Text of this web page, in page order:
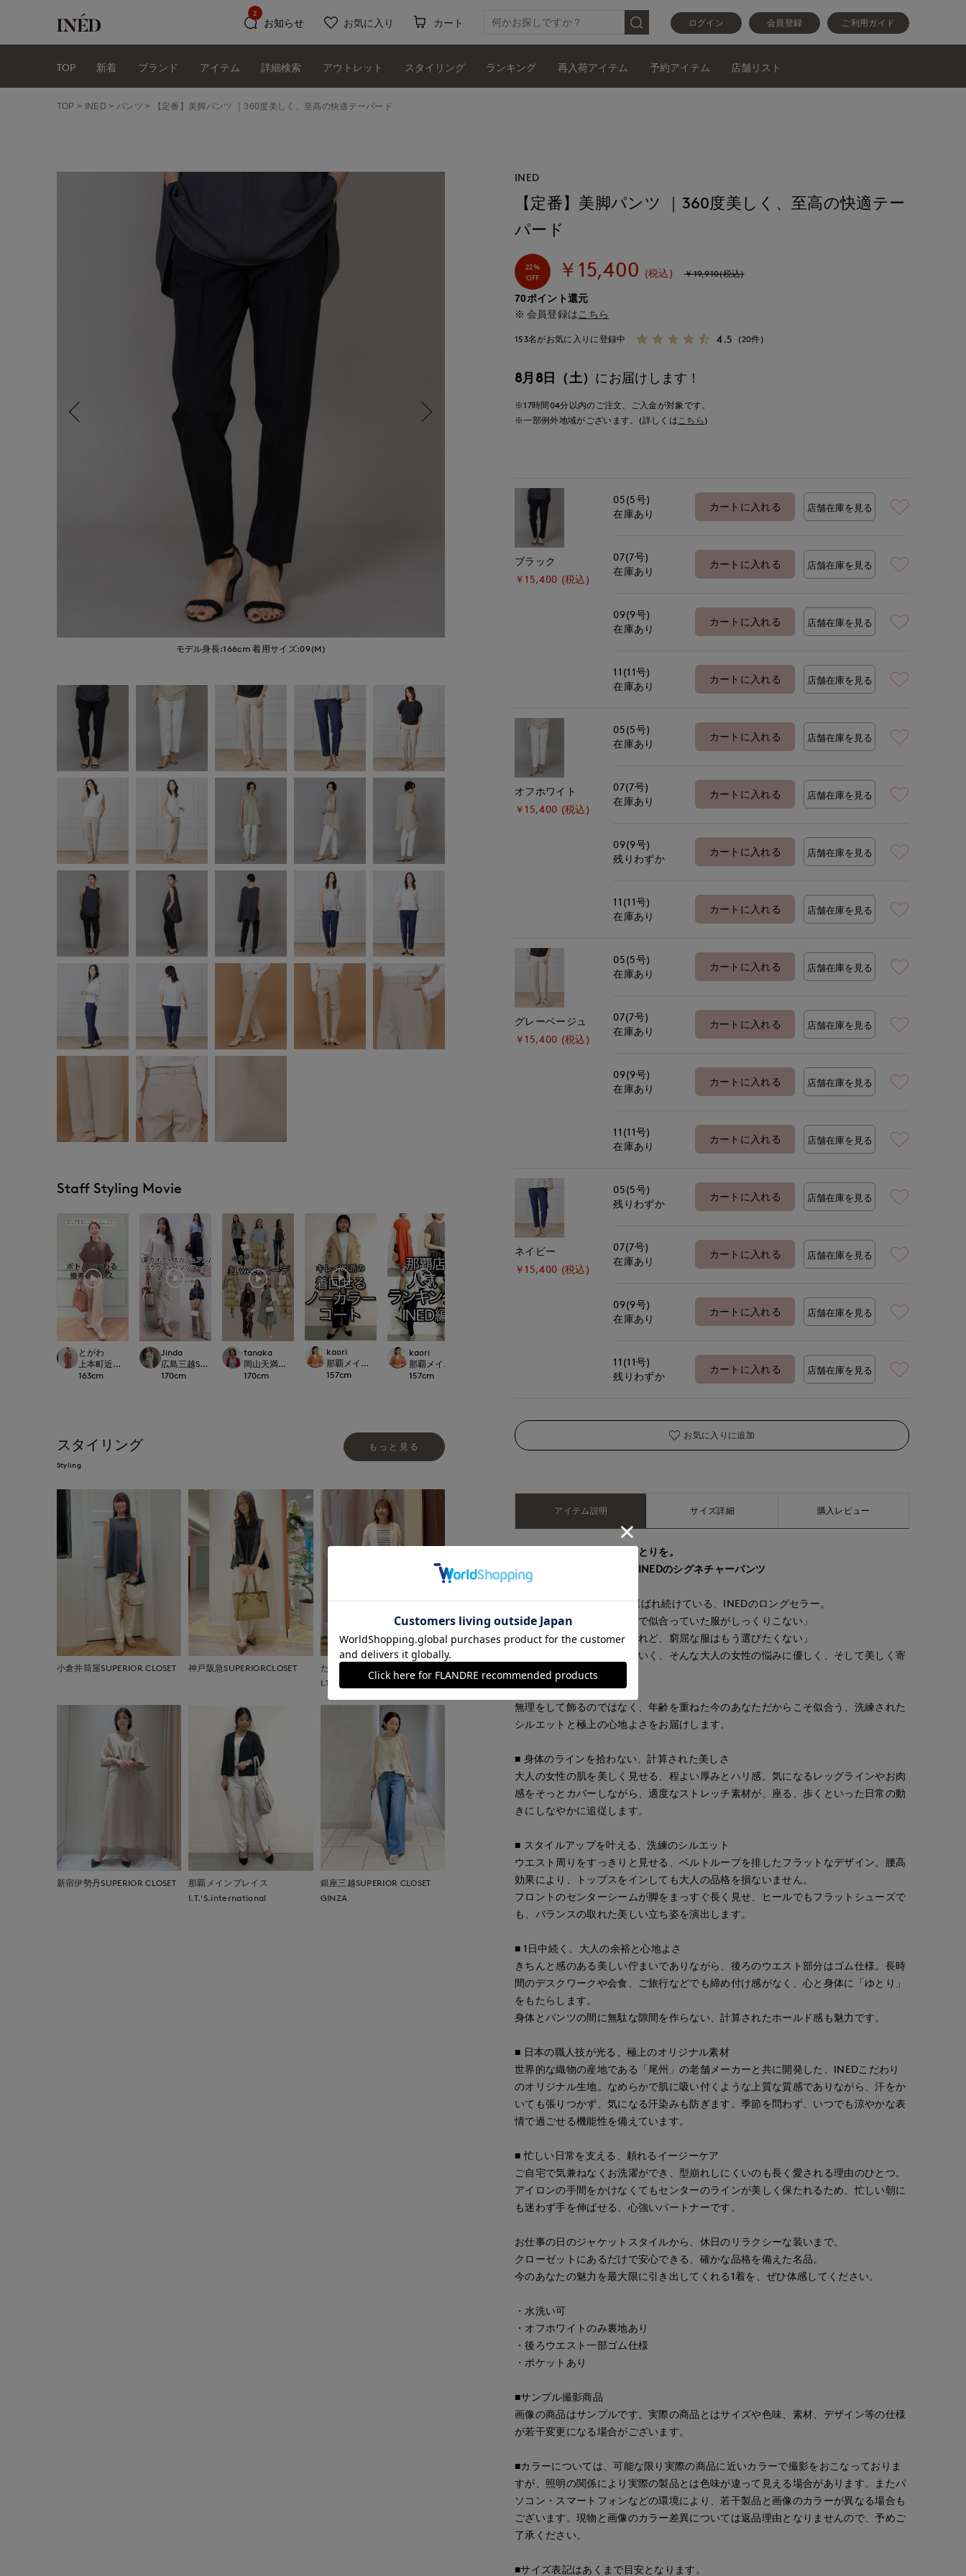
ログイン 会員登録 ご利用ガイド
お知らせ
2
お気に入り カート
TOP 新着 ブランド アイテム 詳細検索 アウトレット スタイリング ランキング 再入荷アイテム 予約アイテム 店舗リスト
TOP INED パンツ 【定番】美脚パンツ ｜360度美しく、至高の快適テーパード
モデル身長:166cm 着用サイズ:09(M)
Staff Styling Movie
とがわ
上本町近鉄SUPERIORCLOSET
163cm
Jinda
広島三越SUPERIORCLOSET
170cm
tanaka
岡山天満屋SUPERIORCLOSET
170cm
kaori
那覇メインプレイスI.T.'S.international
157cm
kaori
那覇メインプレイスI.T.'S.international
157cm
那覇メインプレイスI.T.'S.international日本橋高島屋SC SUPERIOR CLOSETたまプラーザ東急I.T.'S.international
166
那覇メインプレイスI.T.'S.international
157cm
イネド三井アウトレットパーク多摩
153cm
スタイリング
Styling
もっと見る
小倉井筒屋SUPERIOR CLOSET 神戸阪急SUPERIORCLOSET
たまプラーザ東急
I.T.'S.international
新宿伊勢丹SUPERIOR CLOSET
那覇メインプレイス
I.T.'S.international
銀座三越SUPERIOR CLOSET
GINZA
INED
【定番】美脚パンツ ｜360度美しく、至高の快適テー
パード
22%
OFF
￥15,400 (税込) ￥19,910(税込)
70ポイント還元
会員登録は こちら
153名がお気に入りに登録中 4.5 (20件)
8月8日（土） にお届けします！
※17時間03分以内のご注文、ご入金が対象です。
※一部例外地域がございます。(詳しくはこちら )
ブラック
￥15,400 (税込)
05(5号)
在庫あり
カートに入れる 店舗在庫を見る
07(7号)
在庫あり
カートに入れる 店舗在庫を見る
09(9号)
在庫あり
カートに入れる 店舗在庫を見る
11(11号)
在庫あり
カートに入れる 店舗在庫を見る
オフホワイト
￥15,400 (税込)
05(5号)
在庫あり
カートに入れる 店舗在庫を見る
07(7号)
在庫あり
カートに入れる 店舗在庫を見る
09(9号)
残りわずか
カートに入れる 店舗在庫を見る
11(11号)
在庫あり
カートに入れる 店舗在庫を見る
グレーベージュ
￥15,400 (税込)
05(5号)
在庫あり
カートに入れる 店舗在庫を見る
07(7号)
在庫あり
カートに入れる 店舗在庫を見る
09(9号)
在庫あり
カートに入れる 店舗在庫を見る
11(11号)
在庫あり
カートに入れる 店舗在庫を見る
ネイビー
￥15,400 (税込)
05(5号)
残りわずか
カートに入れる 店舗在庫を見る
07(7号)
在庫あり
カートに入れる 店舗在庫を見る
09(9号)
在庫あり
カートに入れる 店舗在庫を見る
11(11号)
残りわずか
カートに入れる 店舗在庫を見る
お気に入りに追加
アイテム説明 サイズ詳細 購入レビュー
大人の毎日に、美しさとゆとりを。
履くたびに自信をくれる、INEDのシグネチャーパンツ
累計販売本数38,000本！選ばれ続けている、INEDのロングセラー。
「体型が変わって、これまで似合っていた服がしっくりこない」
「きちんとして見せたいけれど、窮屈な服はもう選びたくない」
年齢を重ねるごとに増えていく、そんな大人の女性の悩みに優しく、そして美しく寄
り添う1着です。
無理をして飾るのではなく、年齢を重ねた今のあなただからこそ似合う、洗練された
シルエットと極上の心地よさをお届けします。
■ 身体のラインを拾わない、計算された美しさ
大人の女性の肌を美しく見せる、程よい厚みとハリ感。気になるレッグラインやお肉
感をそっとカバーしながら、適度なストレッチ素材が、座る、歩くといった日常の動
きにしなやかに追従します。
■ スタイルアップを叶える、洗練のシルエット
ウエスト周りをすっきりと見せる、ベルトループを排したフラットなデザイン。腰高
効果により、トップスをインしても大人の品格を損ないません。
フロントのセンターシームが脚をまっすぐ長く見せ、ヒールでもフラットシューズで
も、バランスの取れた美しい立ち姿を演出します。
■ 1日中続く、大人の余裕と心地よさ
きちんと感のある美しい佇まいでありながら、後ろのウエスト部分はゴム仕様。長時
間のデスクワークや会食、ご旅行などでも締め付け感がなく、心と身体に「ゆとり」
をもたらします。
身体とパンツの間に無駄な隙間を作らない、計算されたホールド感も魅力です。
■ 日本の職人技が光る、極上のオリジナル素材
世界的な織物の産地である「尾州」の老舗メーカーと共に開発した、INEDこだわり
のオリジナル生地。なめらかで肌に吸い付くような上質な質感でありながら、汗をか
いても張りつかず、気になる汗染みも防ぎます。季節を問わず、いつでも涼やかな表
情で過ごせる機能性を備えています。
■ 忙しい日常を支える、頼れるイージーケア
ご自宅で気兼ねなくお洗濯ができ、型崩れしにくいのも長く愛される理由のひとつ。
アイロンの手間をかけなくてもセンターのラインが美しく保たれるため、忙しい朝に
も迷わず手を伸ばせる、心強いパートナーです。
お仕事の日のジャケットスタイルから、休日のリラクシーな装いまで。
クローゼットにあるだけで安心できる、確かな品格を備えた名品。
今のあなたの魅力を最大限に引き出してくれる1着を、ぜひ体感してください。
・水洗い可
・オフホワイトのみ裏地あり
・後ろウエスト一部ゴム仕様
・ポケットあり
■サンプル撮影商品
画像の商品はサンプルです。実際の商品とはサイズや色味、素材、デザイン等の仕様
が若干変更になる場合がございます。
■カラーについては、可能な限り実際の商品に近いカラーで撮影をおこなっておりま
すが、照明の関係により実際の製品とは色味が違って見える場合があります。またパ
ソコン・スマートフォンなどの環境により、若干製品と画像のカラーが異なる場合も
ございます。現物と画像のカラー差異については返品理由となりませんので、予めご
了承ください。
■サイズ表記はあくまで目安となります。